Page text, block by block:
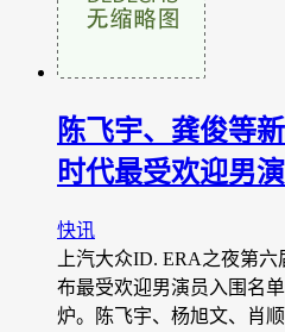
陈飞宇、龚俊等
时代最受欢迎男
快讯
上汽大众ID. ERA之夜第
布最受欢迎男演员入围名
炉。陈飞宇、杨旭文、肖